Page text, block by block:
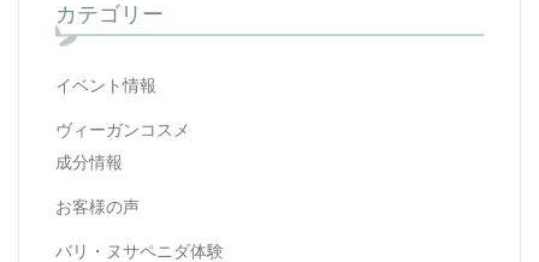
カテゴリー
イベント情報
ヴィーガンコスメ
成分情報
お客様の声
バリ・ヌサペニダ体験